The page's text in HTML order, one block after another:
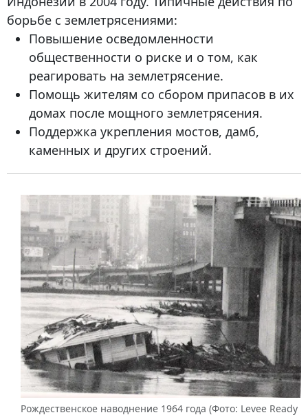
борьбе с землетрясениями:
Повышение осведомленности
общественности о риске и о том, как
реагировать на землетрясение.
Помощь жителям со сбором припасов в их
домах после мощного землетрясения.
Поддержка укрепления мостов, дамб,
каменных и других строений.
Рождественское наводнение 1964 года (Фото: Levee Ready